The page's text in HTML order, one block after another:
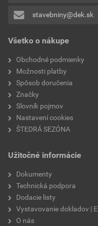
odtieň
rozmery prvkov
Pridávať hodnotenie
Všetko o nákupe
Obchodné podmienky
Možnosti platby
Spôsob doručenia
Značky
Slovník pojmov
Nastavení cookies
ŠTEDRÁ SEZÓNA
Užitočné informácie
Dokumenty
Technická podpora
Dodacie listy
Vystavovanie dokladov |
O nás
stavebniny@dek.sk